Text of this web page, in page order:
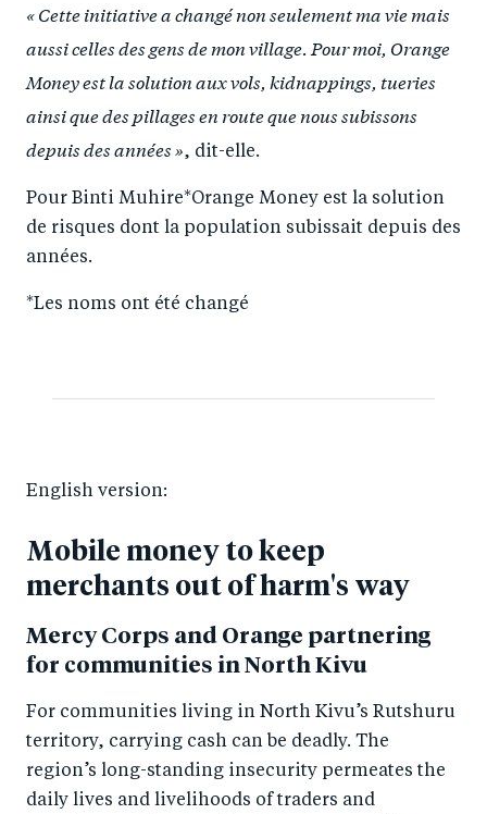
« Cette initiative a changé non seulement ma vie mais
aussi celles des gens de mon village. Pour moi, Orange
Money est la solution aux vols, kidnappings, tueries
ainsi que des pillages en route que nous subissons
depuis des années », dit-elle.
Pour Binti Muhire*Orange Money est la solution
de risques dont la population subissait depuis des
années.
*Les noms ont été changé
English version:
Mobile money to keep
merchants out of harm's way
Mercy Corps and Orange partnering
for communities in North Kivu
For communities living in North Kivu’s Rutshuru
territory, carrying cash can be deadly. The
region’s long-standing insecurity permeates the
daily lives and livelihoods of traders and